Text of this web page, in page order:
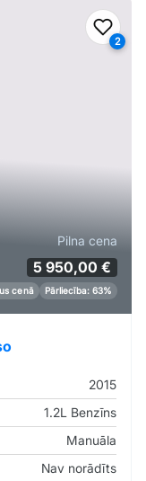
2
Pilna cena
5 950,00 €
cenā Pārliecība: 63%
2015
1.2L Benzīns
Manuāla
Nav norādīts